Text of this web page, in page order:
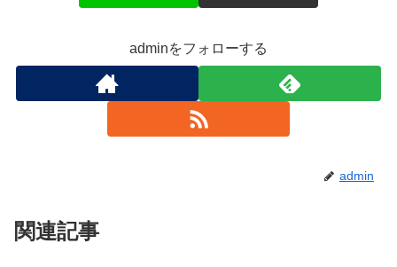
adminをフォローする
admin
関連記事